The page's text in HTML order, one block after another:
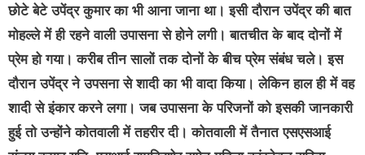
छोटे बेटे उपेंद्र कुमार का भी आना जाना था। इसी दौरान उपेंद्र की बात
मोहल्ले में ही रहने वाली उपासना से होने लगी। बातचीत के बाद दोनों में
प्रेम हो गया। करीब तीन सालों तक दोनों के बीच प्रेम संबंध चले। इस
दौरान उपेंद्र ने उपसना से शादी का भी वादा किया। लेकिन हाल ही में वह
शादी से इंकार करने लगा। जब उपासना के परिजनों को इसकी जानकारी
हुई तो उन्होंने कोतवाली में तहरीर दी। कोतवाली में तैनात एसएसआई